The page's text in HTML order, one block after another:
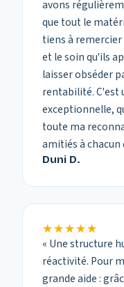
avons
que tout le
tiens à
et le soin qu'ils
laisser obséder
rentabilité. C'est
exceptionnelle,
toute ma
amitiés à chacun
Duni D.
★★★★★
★★★★★
« Une structure
réactivité. Pour
grande aide :